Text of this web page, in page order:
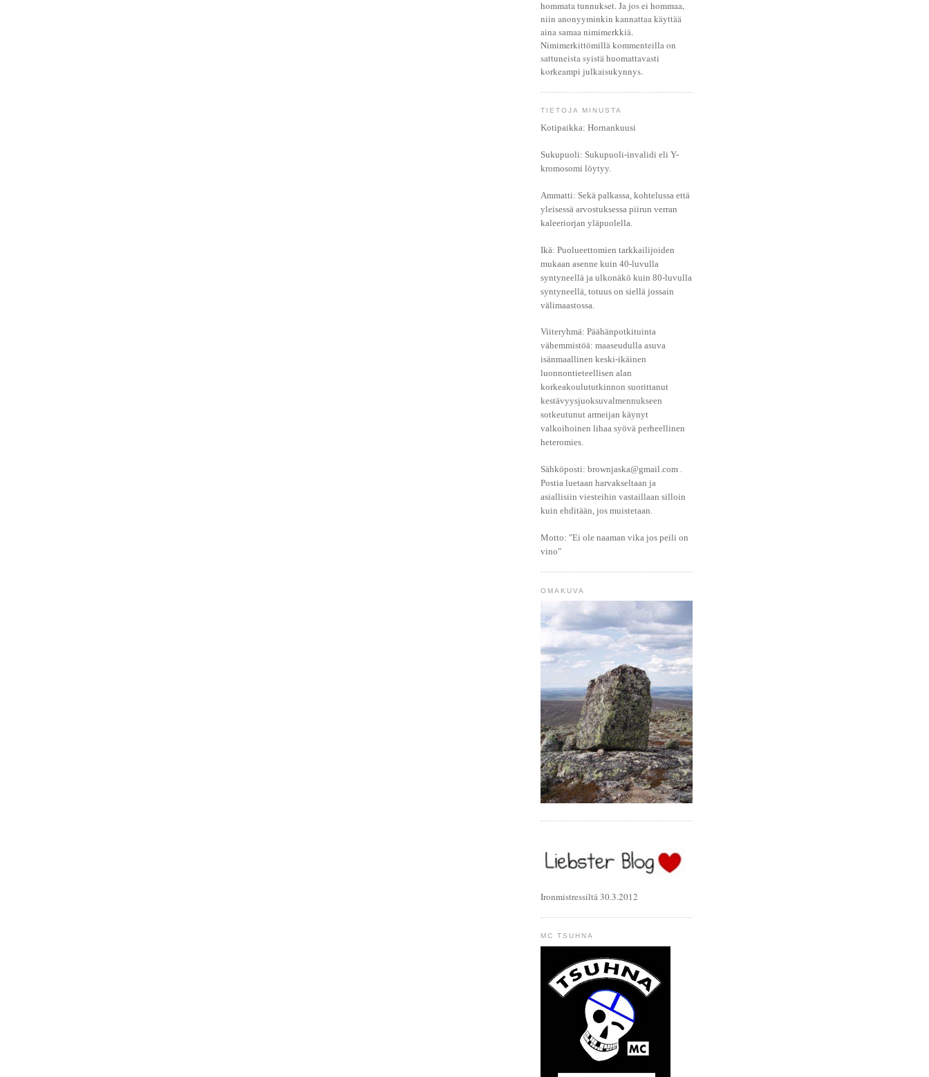
hommata tunnukset. Ja jos ei hommaa,
niin anonyyminkin kannattaa käyttää
aina samaa nimimerkkiä.
Nimimerkittömillä kommenteilla on
sattuneista syistä huomattavasti
korkeampi julkaisukynnys.
TIETOJA MINUSTA
Kotipaikka: Hornankuusi
Sukupuoli: Sukupuoli-invalidi eli Y-
kromosomi löytyy.
Ammatti: Sekä palkassa, kohtelussa että
yleisessä arvostuksessa piirun verran
kaleeriorjan yläpuolella.
Ikä: Puolueettomien tarkkailijoiden
mukaan asenne kuin 40-luvulla
syntyneellä ja ulkonäkö kuin 80-luvulla
syntyneellä, totuus on siellä jossain
välimaastossa.
Viiteryhmä: Päähänpotkituinta
vähemmistöä: maaseudulla asuva
isänmaallinen keski-ikäinen
luonnontieteellisen alan
korkeakoulututkinnon suorittanut
kestävyysjuoksuvalmennukseen
sotkeutunut armeijan käynyt
valkoihoinen lihaa syövä perheellinen
heteromies.
Sähköposti: brownjaska@gmail.com .
Postia luetaan harvakseltaan ja
asiallisiin viesteihin vastaillaan silloin
kuin ehditään, jos muistetaan.
Motto: "Ei ole naaman vika jos peili on
vino"
OMAKUVA
Ironmistressiltä 30.3.2012
MC TSUHNA